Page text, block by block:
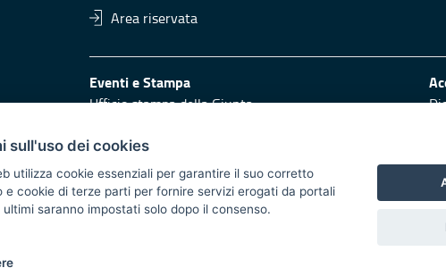
Area riservata
Eventi e Stampa
Ufficio stampa della Giunta
Logo e identità regionale
Redazione
Responsabili di pubblicazione
2014/2020 - Asse XI
sull'uso dei cookies
utilizza cookie essenziali per garantire il suo corretto
e cookie di terze parti per fornire servizi erogati da portali
saranno impostati solo dopo il consenso.